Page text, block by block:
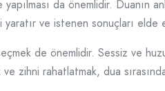
da önemlidir. Duanın
ve istenen sonuçları elde
de önemlidir. Sessiz ve
zihni rahatlatmak, dua